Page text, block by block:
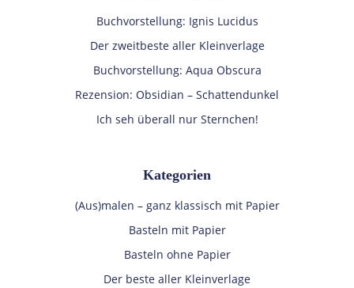
Buchvorstellung: Ignis Lucidus
Der zweitbeste aller Kleinverlage
Buchvorstellung: Aqua Obscura
Rezension: Obsidian – Schattendunkel
Ich seh überall nur Sternchen!
Kategorien
(Aus)malen – ganz klassisch mit Papier
Basteln mit Papier
Basteln ohne Papier
Der beste aller Kleinverlage